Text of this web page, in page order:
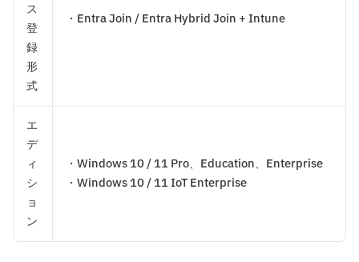
ス
登
録
形
式
・Entra Join / Entra Hybrid Join + Intune
エ
デ
ィ
シ
ョ
ン
・Windows 10 / 11 Pro、Education、Enterprise
・Windows 10 / 11 IoT Enterprise